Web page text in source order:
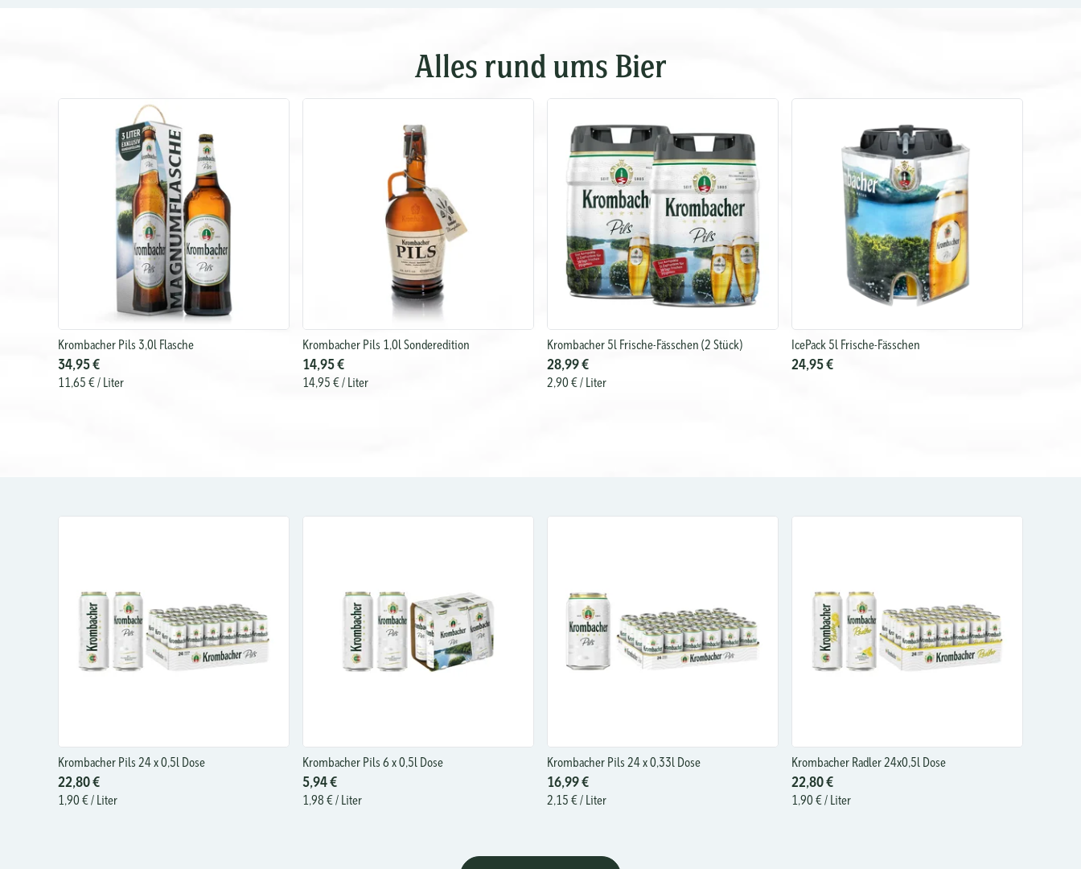
Alles rund ums Bier
Krombacher Pils 3,0l Flasche
34,95 €
11,65 €/ Liter
Krombacher Pils 1,0l Sonderedition
14,95 €
14,95 €/ Liter
Krombacher 5l Frische-Fässchen (2 Stück)
28,99 €
2,90 €/ Liter
IcePack 5l Frische-Fässchen
24,95 €
Krombacher Pils 24 x 0,5l Dose
22,80 €
1,90 €/ Liter
Krombacher Pils 6 x 0,5l Dose
5,94 €
1,98 €/ Liter
Krombacher Pils 24 x 0,33l Dose
16,99 €
2,15 €/ Liter
Krombacher Radler 24x0,5l Dose
22,80 €
1,90 €/ Liter